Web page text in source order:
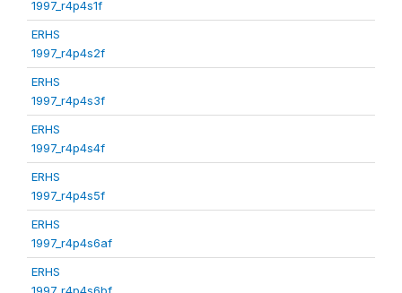
1997_r4p4s1f
ERHS
1997_r4p4s2f
ERHS
1997_r4p4s3f
ERHS
1997_r4p4s4f
ERHS
1997_r4p4s5f
ERHS
1997_r4p4s6af
ERHS
1997_r4p4s6bf